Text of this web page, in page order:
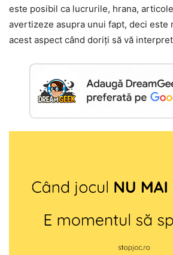
este posibil ca lucrurile, hrana,
avertizeze asupra unui fapt, deci este
acest aspect când doriți să vă